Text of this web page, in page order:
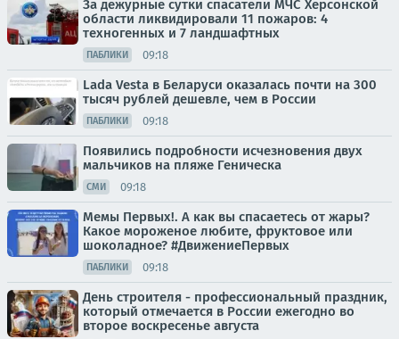
За дежурные сутки спасатели МЧС Херсонской
области ликвидировали 11 пожаров: 4
техногенных и 7 ландшафтных
ПАБЛИКИ 09:18
Lada Vesta в Беларуси оказалась почти на 300
тысяч рублей дешевле, чем в России
ПАБЛИКИ 09:18
Появились подробности исчезновения двух
мальчиков на пляже Геническа
СМИ 09:18
Мемы Первых!. А как вы спасаетесь от жары?
Какое мороженое любите, фруктовое или
шоколадное? #ДвижениеПервых
ПАБЛИКИ 09:18
День строителя - профессиональный праздник,
который отмечается в России ежегодно во
второе воскресенье августа